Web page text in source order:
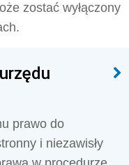
zostać wyłączony
prawo do
i niezawisły